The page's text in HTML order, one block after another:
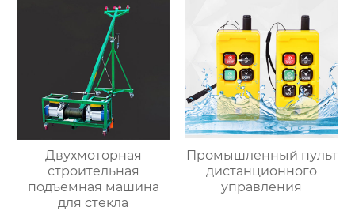
Двухмоторная
строительная
подъемная машина
для стекла
Промышленный пульт
дистанционного
управления